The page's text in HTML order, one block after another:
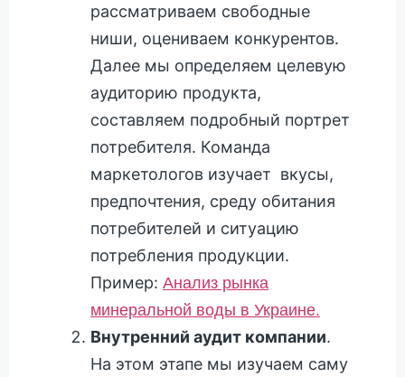
рассматриваем свободные
ниши, оцениваем конкурентов.
Далее мы определяем целевую
аудиторию продукта,
составляем подробный портрет
потребителя. Команда
маркетологов изучает вкусы,
предпочтения, среду обитания
потребителей и ситуацию
потребления продукции.
Пример: Анализ рынка
минеральной воды в Украине.
Внутренний аудит компании.
На этом этапе мы изучаем саму